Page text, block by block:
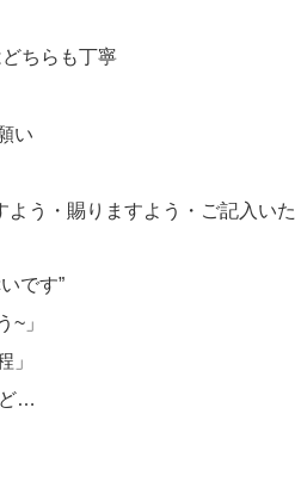
ちらも丁寧
い
う・賜りますよう・ご記入い
です”
~」
」
ど…